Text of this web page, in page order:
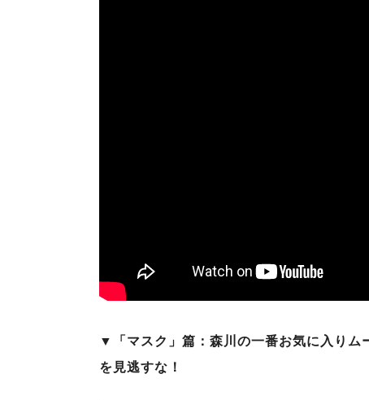
▼「マスク」篇：森川の一番お気に入りム
を見逃すな！